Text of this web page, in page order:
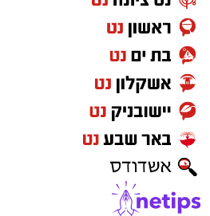
בפרסומינו צילום שיש לכם
לפנות אלינו ולבקש לחדול
כתובת המייל:ram@isnet.co.il
האירוע הופסק רק בנס,
הקורבנות, שדאגה מכך
ללא הרף. התוקפים הורו לנער
בפארק, וכשהבינו שהאם
איימו על הקורבנות שאם
זרקו את הטלפונים ונמלטו